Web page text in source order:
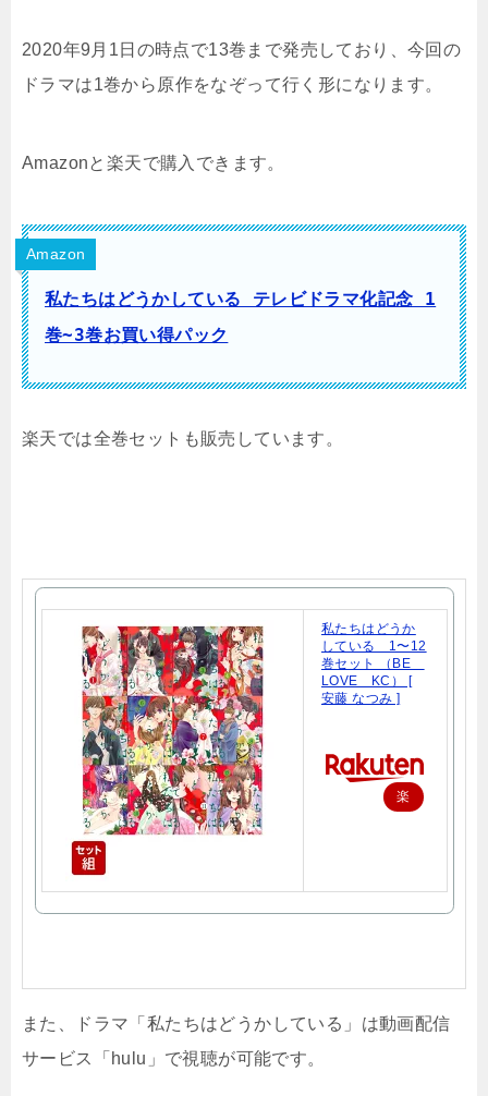
2020年9月1日の時点で13巻まで発売しており、今回の
ドラマは1巻から原作をなぞって行く形になります。
Amazonと楽天で購入できます。
Amazon
私たちはどうかしている テレビドラマ化記念 1
巻~3巻お買い得パック
楽天では全巻セットも販売しています。
私たちはどうか
している 1〜12
巻セット （BE
LOVE KC） [
安藤 なつみ ]
楽
入
また、ドラマ「私たちはどうかしている」は動画配信
サービス「hulu」で視聴が可能です。